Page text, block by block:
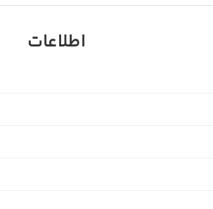
اطلاعات